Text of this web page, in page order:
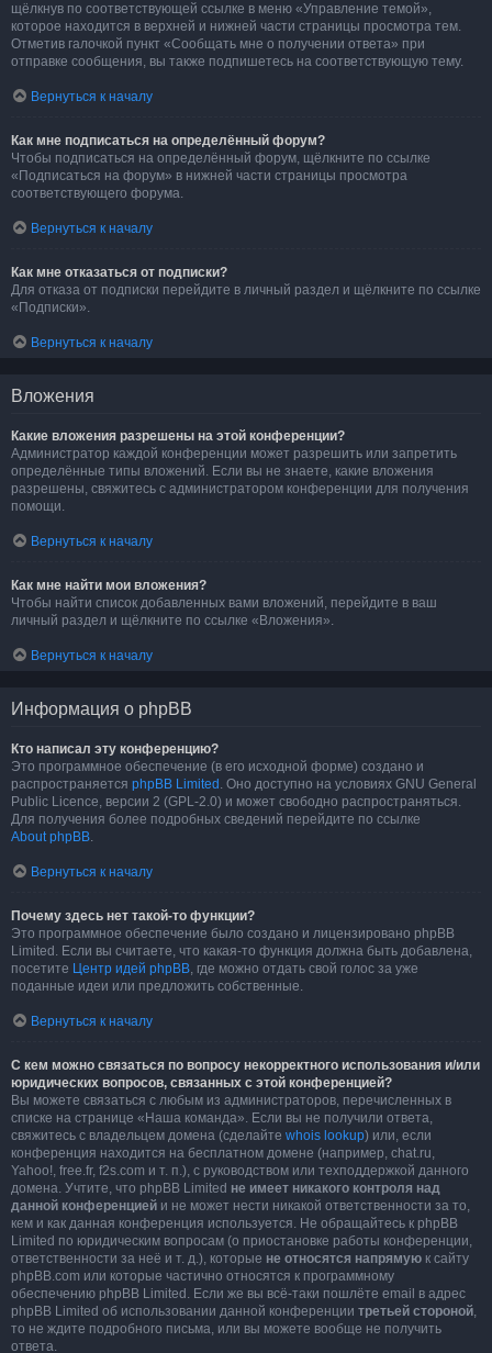
щёлкнув по соответствующей ссылке в меню «Управление темой»,
которое находится в верхней и нижней части страницы просмотра тем.
Отметив галочкой пункт «Сообщать мне о получении ответа» при
отправке сообщения, вы также подпишетесь на соответствующую тему.
Вернуться к началу
Как мне подписаться на определённый форум?
Чтобы подписаться на определённый форум, щёлкните по ссылке
«Подписаться на форум» в нижней части страницы просмотра
соответствующего форума.
Вернуться к началу
Как мне отказаться от подписки?
Для отказа от подписки перейдите в личный раздел и щёлкните по ссылке
«Подписки».
Вернуться к началу
Вложения
Какие вложения разрешены на этой конференции?
Администратор каждой конференции может разрешить или запретить
определённые типы вложений. Если вы не знаете, какие вложения
разрешены, свяжитесь с администратором конференции для получения
помощи.
Вернуться к началу
Как мне найти мои вложения?
Чтобы найти список добавленных вами вложений, перейдите в ваш
личный раздел и щёлкните по ссылке «Вложения».
Вернуться к началу
Информация о phpBB
Кто написал эту конференцию?
Это программное обеспечение (в его исходной форме) создано и
распространяется phpBB Limited . Оно доступно на условиях GNU General
Public Licence, версии 2 (GPL-2.0) и может свободно распространяться.
Для получения более подробных сведений перейдите по ссылке
About phpBB.
Вернуться к началу
Почему здесь нет такой-то функции?
Это программное обеспечение было создано и лицензировано phpBB
Limited. Если вы считаете, что какая-то функция должна быть добавлена,
посетите Центр идей phpBB, где можно отдать свой голос за уже
поданные идеи или предложить собственные.
Вернуться к началу
С кем можно связаться по вопросу некорректного использования и/или
юридических вопросов, связанных с этой конференцией?
Вы можете связаться с любым из администраторов, перечисленных в
списке на странице «Наша команда». Если вы не получили ответа,
свяжитесь с владельцем домена (сделайте whois lookup) или, если
конференция находится на бесплатном домене (например, chat.ru,
Yahoo!, free.fr, f2s.com и т. п.), с руководством или техподдержкой данного
домена. Учтите, что phpBB Limited не имеет никакого контроля над
данной конференцией и не может нести никакой ответственности за то,
кем и как данная конференция используется. Не обращайтесь к phpBB
Limited по юридическим вопросам (о приостановке работы конференции,
ответственности за неё и т. д.), которые не относятся напрямую к сайту
phpBB.com или которые частично относятся к программному
обеспечению phpBB Limited. Если же вы всё-таки пошлёте email в адрес
phpBB Limited об использовании данной конференции третьей стороной,
то не ждите подробного письма, или вы можете вообще не получить
ответа.